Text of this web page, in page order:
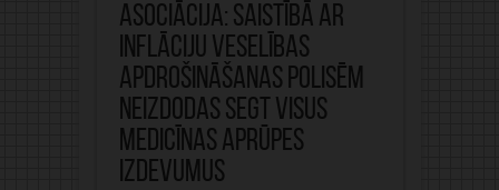
Asociācija: Saistībā ar
inflāciju veselības
apdrošināšanas polisēm
neizdodas segt visus
medicīnas aprūpes
izdevumus